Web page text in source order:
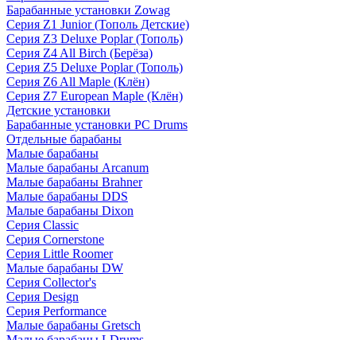
Барабанные установки Zowag
Серия Z1 Junior (Тополь Детские)
Серия Z3 Deluxe Poplar (Тополь)
Серия Z4 All Birch (Берёза)
Серия Z5 Deluxe Poplar (Тополь)
Серия Z6 All Maple (Клён)
Серия Z7 European Maple (Клён)
Детские установки
Барабанные установки PC Drums
Отдельные барабаны
Малые барабаны
Малые барабаны Arcanum
Малые барабаны Brahner
Малые барабаны DDS
Малые барабаны Dixon
Серия Classic
Серия Cornerstone
Серия Little Roomer
Малые барабаны DW
Серия Collector's
Серия Design
Серия Performance
Малые барабаны Gretsch